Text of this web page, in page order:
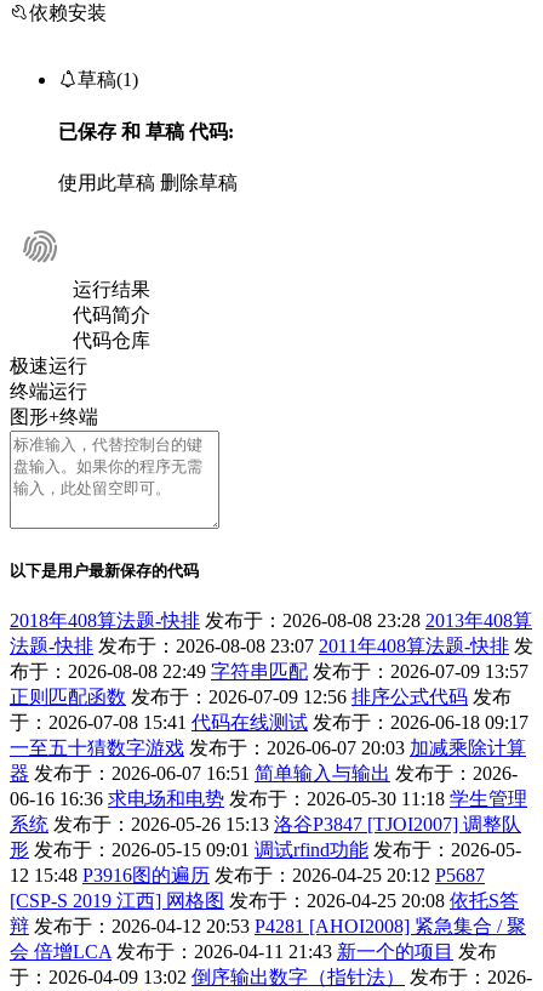
依赖安装
草稿(1)
已保存 和 草稿代码:
使用此草稿 删除草稿
运行结果
代码简介
代码仓库
极速运行
终端运行
图形+终端
以下是用户最新保存的代码
2018年408算法题-快排 发布于：2026-08-08 23:28 2013年408算
法题-快排 发布于：2026-08-08 23:07 2011年408算法题-快排 发
布于：2026-08-08 22:49 字符串匹配 发布于：2026-07-09 13:57
正则匹配函数 发布于：2026-07-09 12:56 排序公式代码 发布
于：2026-07-08 15:41 代码在线测试 发布于：2026-06-18 09:17
一至五十猜数字游戏 发布于：2026-06-07 20:03 加减乘除计算
器 发布于：2026-06-07 16:51 简单输入与输出 发布于：2026-
06-16 16:36 求电场和电势 发布于：2026-05-30 11:18 学生管理
系统 发布于：2026-05-26 15:13 洛谷P3847 [TJOI2007] 调整队
形 发布于：2026-05-15 09:01 调试rfind功能 发布于：2026-05-
12 15:48 P3916图的遍历 发布于：2026-04-25 20:12 P5687
[CSP-S 2019 江西] 网格图 发布于：2026-04-25 20:08 依托S答
辩 发布于：2026-04-12 20:53 P4281 [AHOI2008] 紧急集合 / 聚
会 倍增LCA 发布于：2026-04-11 21:43 新一个的项目 发布
于：2026-04-09 13:02 倒序输出数字（指针法）
发布于：2026-